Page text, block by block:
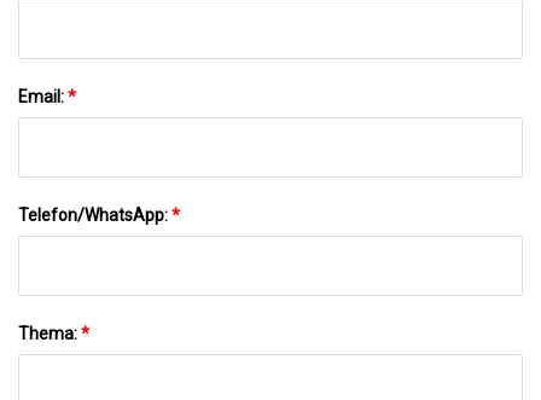
Email:*
Telefon/WhatsApp:*
Thema:*